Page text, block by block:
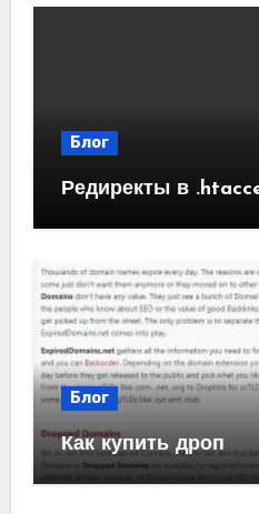
Блог
Редиректы в
Блог
Как купить дроп